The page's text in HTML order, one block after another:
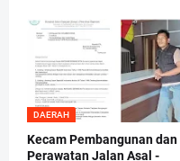
DAERAH
Kecam Pembangunan dan
Perawatan Jalan Asal -